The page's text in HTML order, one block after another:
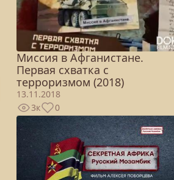
Миссия в Афганистане.
Первая схватка с
терроризмом (2018)
13.11.2018
3к
0